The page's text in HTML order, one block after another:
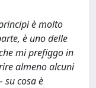
è molto
è uno delle
mi prefiggo in
almeno alcuni
su cosa è